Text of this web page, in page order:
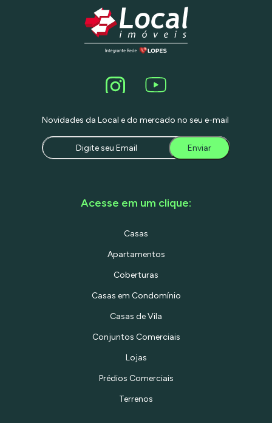
sendo 3 suítes, mas o destaque fica
para a suíte principal com muito espaço
e um banheiro muito confortável.
Lavanderia com banheiro de serviço,
lavabo e um studio acústico, Vaga para
proxima casa, ela esta te esperando!
Novidades da Local e do mercado no seu e-mail
Enviar
Acesse em um clique:
Casas
Apartamentos
Coberturas
Casas em Condomínio
Casas de Vila
Conjuntos Comerciais
Lojas
Prédios Comerciais
Terrenos